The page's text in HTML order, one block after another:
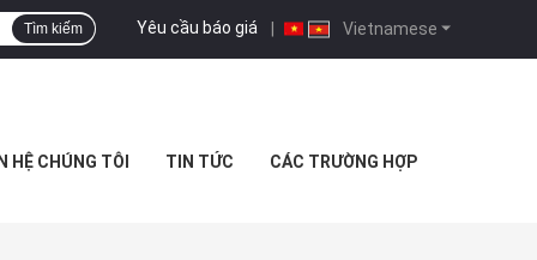
Vietnamese
Yêu cầu báo giá |
Tìm kiếm
HỆ CHÚNG TÔI TIN TỨC CÁC TRƯỜNG HỢP